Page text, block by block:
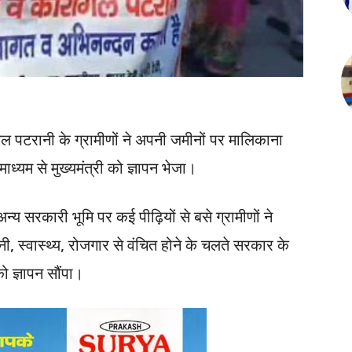
पटरानी के ग्रामीणों ने अपनी जमीनों पर मालिकाना
से मुख्यमंत्री को ज्ञापन भेजा।
सरकारी भूमि पर कई पीढ़ियों से बसे ग्रामीणों ने
स्वास्थ्य, रोजगार से वंचित होने के चलते सरकार के
सौंपा।